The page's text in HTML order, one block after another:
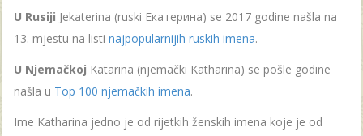
U Rusiji Jekaterina (ruski Екатерина) se 2017 godine našla na
13. mjestu na listi najpopularnijih ruskih imena.
U Njemačkoj Katarina (njemački Katharina) se pošle godine
našla u Top 100 njemačkih imena.
Ime Katharina jedno je od rijetkih ženskih imena koje je od